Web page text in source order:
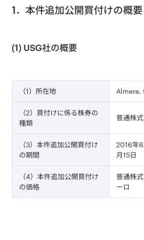
1．本件追加公開買付けの概要
(1) USG社の概要
（1）所在地 Almere,
（2）買付けに係る株券の
種類
普通株式
（3）本件追加公開買付け
の期間
2016年
月15日
（4）本件追加公開買付け
の価格
普通株
ーロ